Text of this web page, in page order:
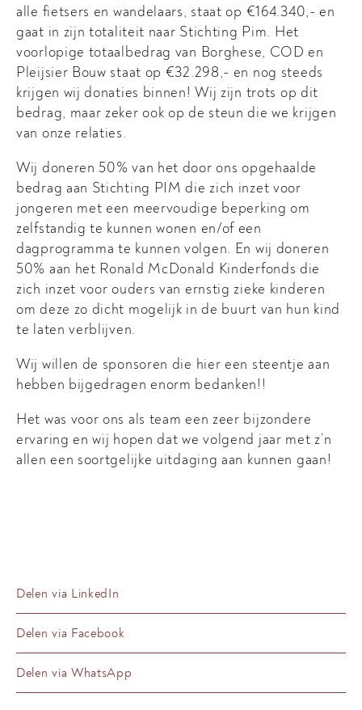
alle fietsers en wandelaars, staat op €164.340,- en
gaat in zijn totaliteit naar Stichting Pim. Het
voorlopige totaalbedrag van Borghese, COD en
Pleijsier Bouw staat op €32.298,- en nog steeds
krijgen wij donaties binnen! Wij zijn trots op dit
bedrag, maar zeker ook op de steun die we krijgen
van onze relaties.
Wij doneren 50% van het door ons opgehaalde
bedrag aan Stichting PIM die zich inzet voor
jongeren met een meervoudige beperking om
zelfstandig te kunnen wonen en/of een
dagprogramma te kunnen volgen. En wij doneren
50% aan het Ronald McDonald Kinderfonds die
zich inzet voor ouders van ernstig zieke kinderen
om deze zo dicht mogelijk in de buurt van hun kind
te laten verblijven.
Wij willen de sponsoren die hier een steentje aan
hebben bijgedragen enorm bedanken!!
Het was voor ons als team een zeer bijzondere
ervaring en wij hopen dat we volgend jaar met z’n
allen een soortgelijke uitdaging aan kunnen gaan!
Delen via Facebook
Delen via LinkedIn
Delen via WhatsApp